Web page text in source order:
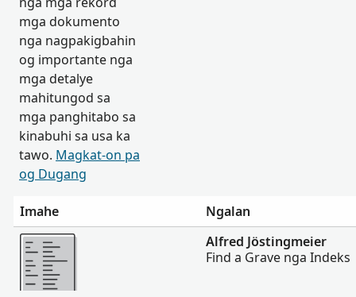
mga dokumento
nga nagpakigbahin
og importante nga
mga detalye
mahitungod sa
mga panghitabo sa
kinabuhi sa usa ka
tawo. Magkat-on pa
og Dugang
Imahe
Ngalan
Dugang pa
Alfred Jöstingmeier
Find a Grave nga Indeks